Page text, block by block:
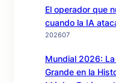
El operador que
cuando la IA
202607
Mundial 2026:
Grande en la